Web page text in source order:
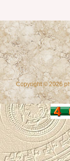
Copyright © 2026